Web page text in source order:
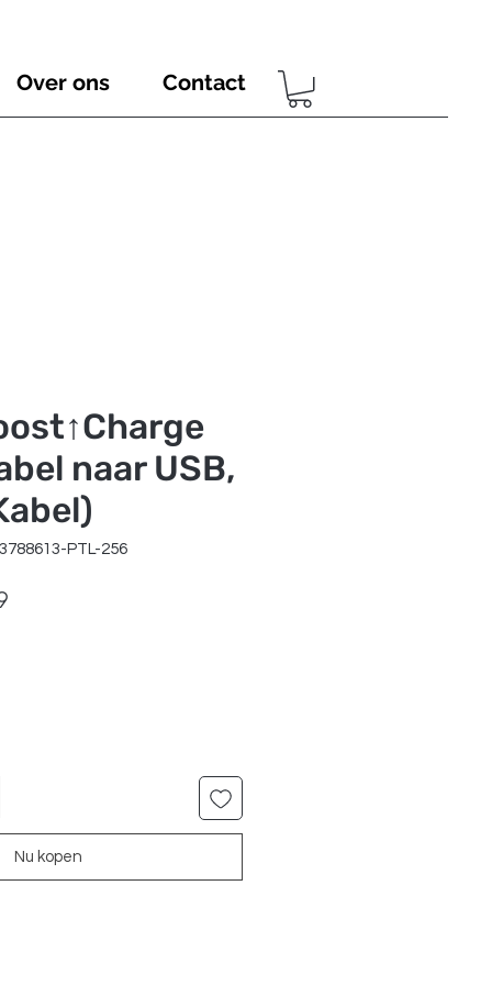
Over ons Contact
naar USB,
PTL-256
Nu kopen